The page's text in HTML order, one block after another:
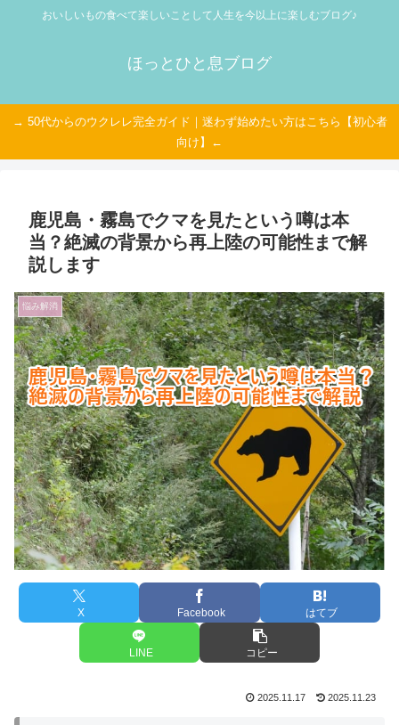
おいしいもの食べて楽しいことして人生を今以上に楽しむブログ♪
ほっとひと息ブログ
→ 50代からのウクレレ完全ガイド｜迷わず始めたい方はこちら【初心者
向け】←
鹿児島・霧島でクマを見たという噂は本
当？絶滅の背景から再上陸の可能性まで解
説します
悩み解消
X Facebook はてブ
LINE コピー
2025.11.17 2025.11.23